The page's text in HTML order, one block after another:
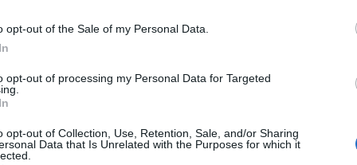
opt-out of the Sale of my Personal Data.
opt-out of processing my Personal Data for Targeted
opt-out of Collection, Use, Retention, Sale, and/or Sharing
Data that Is Unrelated with the Purposes for which it
Fra i clienti del negozio romano c'è chi
anche chi commenta amaro: «In una
a pensare a fare una lista». Le liste
ogni caso «tirano». «Ne sono state
sottolinea Davide Mearelli, direttore del
romano – La curiosità è tanta». Così le